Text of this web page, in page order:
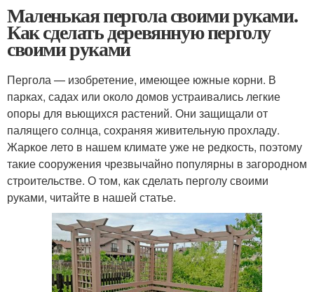
Маленькая пергола своими руками.
Как сделать деревянную перголу
своими руками
Пергола — изобретение, имеющее южные корни. В
парках, садах или около домов устраивались легкие
опоры для вьющихся растений. Они защищали от
палящего солнца, сохраняя живительную прохладу.
Жаркое лето в нашем климате уже не редкость, поэтому
такие сооружения чрезвычайно популярны в загородном
строительстве. О том, как сделать перголу своими
руками, читайте в нашей статье.